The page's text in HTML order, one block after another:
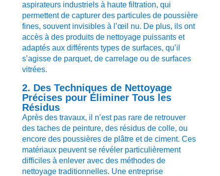
aspirateurs industriels à haute filtration, qui
permettent de capturer des particules de poussière
fines, souvent invisibles à l’œil nu. De plus, ils ont
accès à des produits de nettoyage puissants et
adaptés aux différents types de surfaces, qu’il
s’agisse de parquet, de carrelage ou de surfaces
vitrées.
2. Des Techniques de Nettoyage
Précises pour Éliminer Tous les
Résidus
Après des travaux, il n’est pas rare de retrouver
des taches de peinture, des résidus de colle, ou
encore des poussières de plâtre et de ciment. Ces
matériaux peuvent se révéler particulièrement
difficiles à enlever avec des méthodes de
nettoyage traditionnelles. Une entreprise